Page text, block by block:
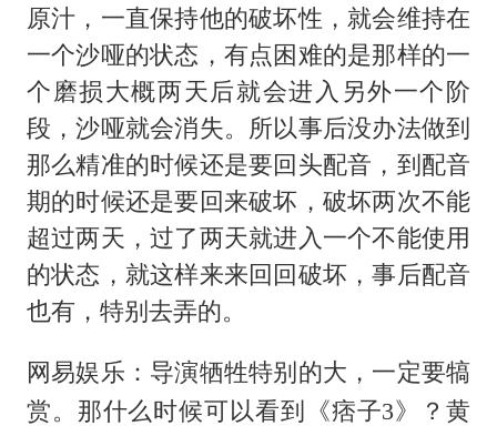
原汁，一直保持他的破坏性，就会维持在
一个沙哑的状态，有点困难的是那样的一
个磨损大概两天后就会进入另外一个阶
段，沙哑就会消失。所以事后没办法做到
那么精准的时候还是要回头配音，到配音
期的时候还是要回来破坏，破坏两次不能
超过两天，过了两天就进入一个不能使用
的状态，就这样来来回回破坏，事后配音
也有，特别去弄的。
网易娱乐：导演牺牲特别的大，一定要犒
赏。那什么时候可以看到《痞子3》？黄